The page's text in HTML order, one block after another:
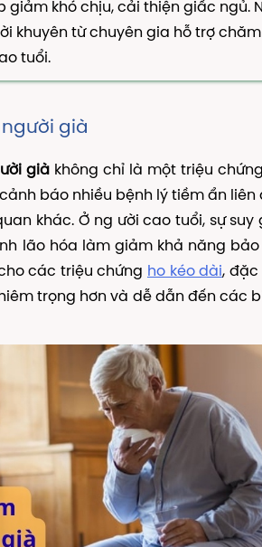
Thất
Đường
Lọc Không Khí
giảm khó chịu, cải thiện giấc ngủ.
khuyên từ chuyên gia hỗ trợ
tuổi.
người già
già không chỉ là một triệu
báo nhiều bệnh lý tiềm ẩn liên
khác. Ở ng ười cao tuổi, sự
lão hóa làm giảm khả năng
các triệu chứng ho kéo dài, đặc
trọng hơn và dễ dẫn đến các